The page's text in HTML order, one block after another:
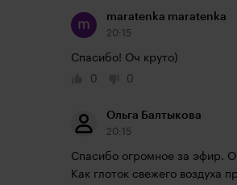
maratenka maratenka
20:15
Спасибо! Оч круто)
0
0
Ольга Балтыкова
20:15
Спасибо огромное за эфир.
Как глоток свежего воздуха